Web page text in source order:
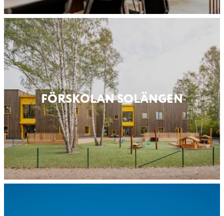
FÖRSKOLAN SOLÄNGEN